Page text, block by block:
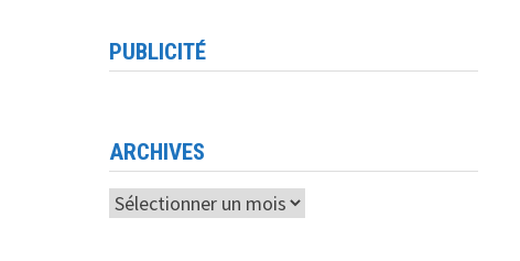
PUBLICITÉ
ARCHIVES
Archives